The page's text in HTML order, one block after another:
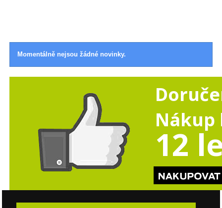
Momentálně nejsou žádné novinky.
Nákup
12